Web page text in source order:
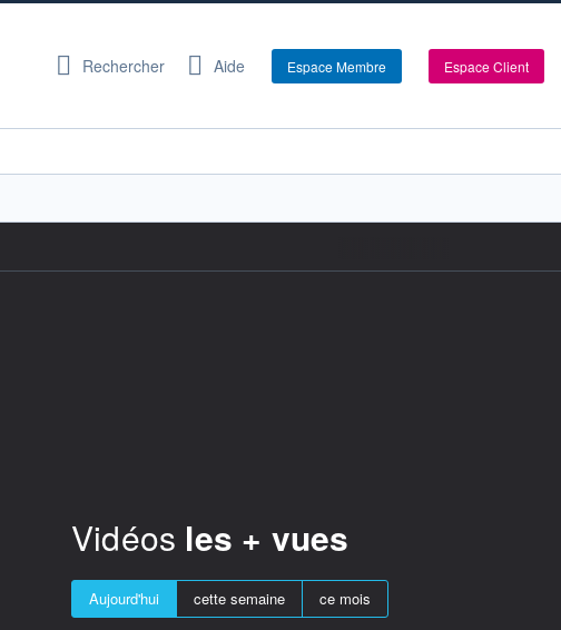
Rechercher Aide Espace Membre Espace Client
Vidéos les + vues
Aujourd'hui cette semaine ce mois